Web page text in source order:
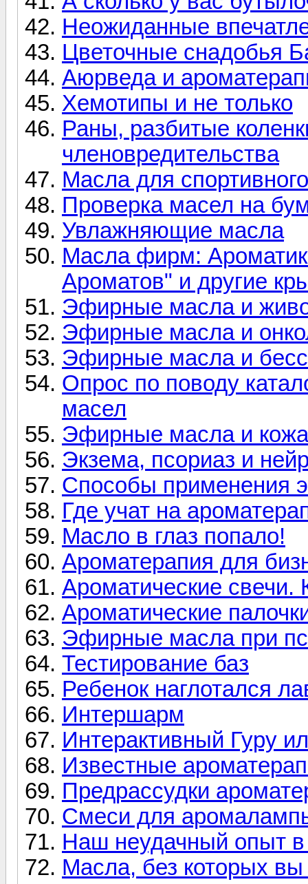
Неожиданные
Цветочные снадобья
Аюрведа и
Хемотипы и не только
Раны, разбитые
членовредительства
Масла для
Проверка масел на
Увлажняющие масла
Масла фирм:
Ароматов" и другие
Эфирные масла и
Эфирные масла и
Эфирные масла и
Опрос по поводу
масел
Эфирные масла и кожа
Экзема, псориаз и
Способы применения
Где учат на
Масло в глаз попало!
Ароматерапия для
Ароматические свечи.
Ароматические
Эфирные масла при
Тестирование баз
Ребенок наглотался
Интершарм
Интерактивный Гуру
Известные
Предрассудки
Смеси для
Наш неудачный опыт
Масла, без которых